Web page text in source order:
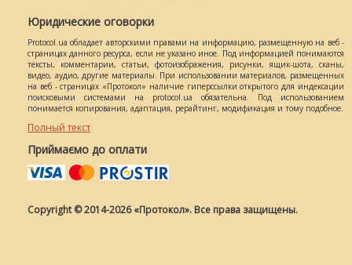
Юридические оговорки
Protocol.ua обладает авторскими правами на информацию, размещенную на веб -
страницах данного ресурса, если не указано иное. Под информацией понимаются
тексты, комментарии, статьи, фотоизображения, рисунки, ящик-шота, сканы,
видео, аудио, другие материалы. При использовании материалов, размещенных
на веб - страницах «Протокол» наличие гиперссылки открытого для индексации
поисковыми системами на protocol.ua обязательна. Под использованием
понимается копирования, адаптация, рерайтинг, модификация и тому подобное.
Полный текст
Приймаємо до оплати
Copyright © 2014-2026 «Протокол». Все права защищены.